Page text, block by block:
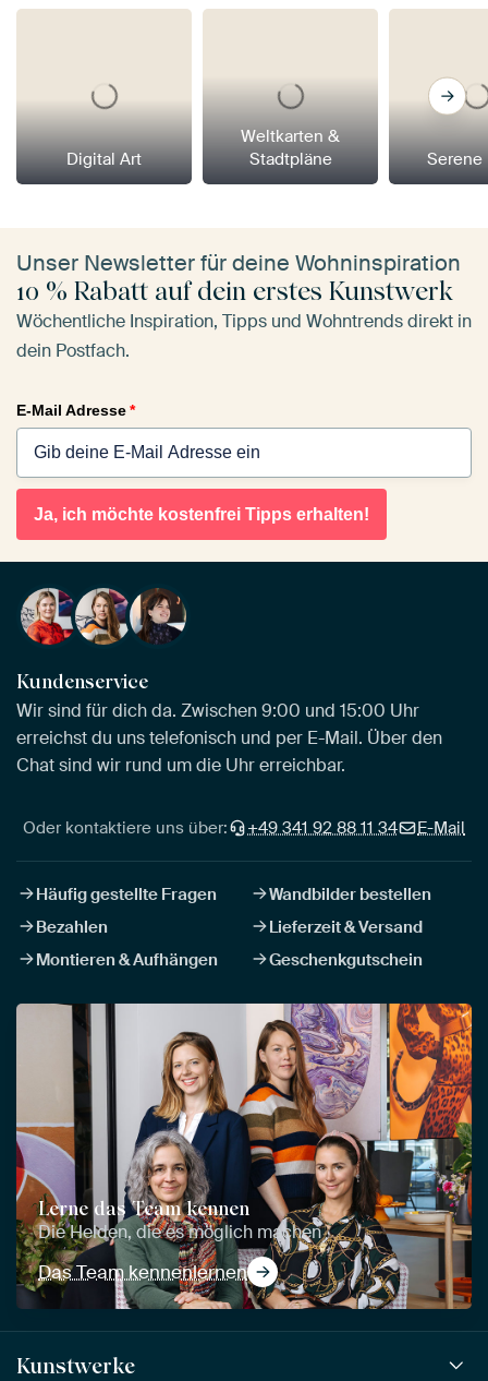
Digital Art
Weltkarten &
Stadtpläne
Serene
Unser Newsletter für deine Wohninspiration
10 % Rabatt auf dein erstes Kunstwerk
Wöchentliche Inspiration, Tipps und Wohntrends direkt in
dein Postfach.
E-Mail Adresse*
Ja, ich möchte kostenfrei Tipps erhalten!
Kundenservice
Wir sind für dich da. Zwischen 9:00 und 15:00 Uhr
erreichst du uns telefonisch und per E-Mail. Über den
Chat sind wir rund um die Uhr erreichbar.
Oder kontaktiere uns über: +49 341 92 88 11 34 E-Mail
Häufig gestellte Fragen
Wandbilder bestellen
Bezahlen
Lieferzeit & Versand
Montieren & Aufhängen
Geschenkgutschein
Lerne das Team kennen
Die Helden, die es möglich machen
Das Team kennenlernen
Kunstwerke